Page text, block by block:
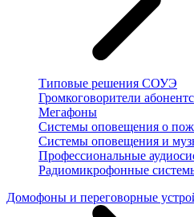
Типовые решения СОУЭ
Громкоговорители
Мегафоны
Системы оповещения о
Системы оповещения и
Профессиональные
Радиомикрофонные
Домофоны и переговорные